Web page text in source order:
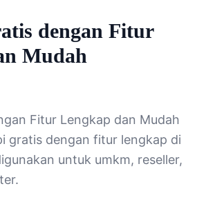
dengan Fitur
Mudah
Fitur Lengkap dan Mudah
gratis dengan fitur lengkap di
untuk umkm, reseller,